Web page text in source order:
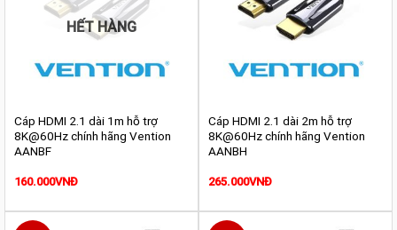
HẾT HÀNG
Cáp HDMI 2.1 dài 1m hỗ trợ
8K@60Hz chính hãng Vention
AANBF
160.000VNĐ
Cáp HDMI 2.1 dài 2m hỗ trợ
8K@60Hz chính hãng Vention
AANBH
265.000VNĐ